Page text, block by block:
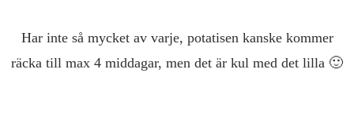
Har inte så mycket av varje, potatisen kanske kommer
räcka till max 4 middagar, men det är kul med det lilla 🙂